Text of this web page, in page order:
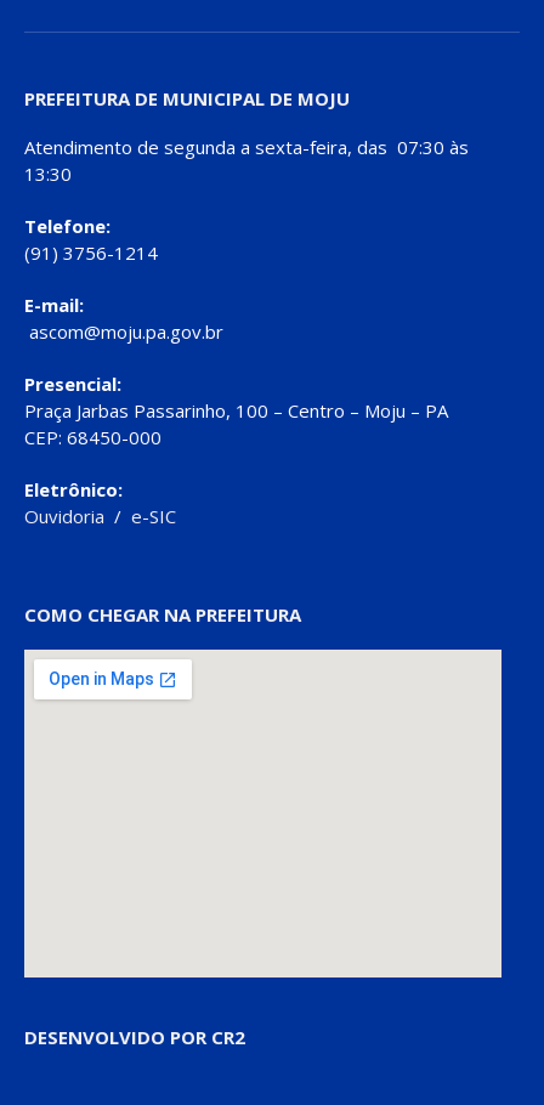
PREFEITURA DE MUNICIPAL DE MOJU
Atendimento de segunda a sexta-feira, das 07:30 às
13:30
Telefone:
(91) 3756-1214
E-mail:
ascom@moju.pa.gov.br
Presencial:
Praça Jarbas Passarinho, 100 – Centro – Moju – PA
CEP: 68450-000
Eletrônico:
Ouvidoria / e-SIC
COMO CHEGAR NA PREFEITURA
DESENVOLVIDO POR CR2